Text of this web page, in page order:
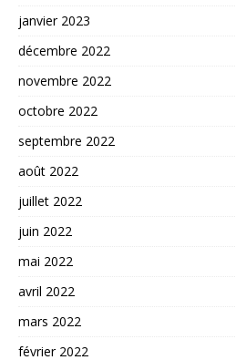
janvier 2023
décembre 2022
novembre 2022
octobre 2022
septembre 2022
août 2022
juillet 2022
juin 2022
mai 2022
avril 2022
mars 2022
février 2022